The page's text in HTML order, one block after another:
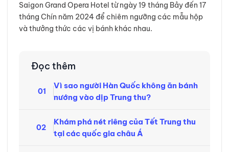
Saigon Grand Opera Hotel từ ngày 19 tháng Bảy đến 17
tháng Chín năm 2024 để chiêm ngưỡng các mẫu hộp
và thưởng thức các vị bánh khác nhau.
Đọc thêm
01
Vì sao người Hàn Quốc không ăn bánh
nướng vào dịp Trung thu?
02
Khám phá nét riêng của Tết Trung thu
tại các quốc gia châu Á